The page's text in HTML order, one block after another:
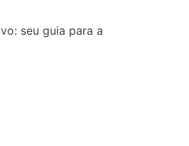
seu guia para a